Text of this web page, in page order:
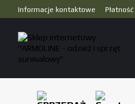
Przejdź do głównej treści
Informacje kontaktowe